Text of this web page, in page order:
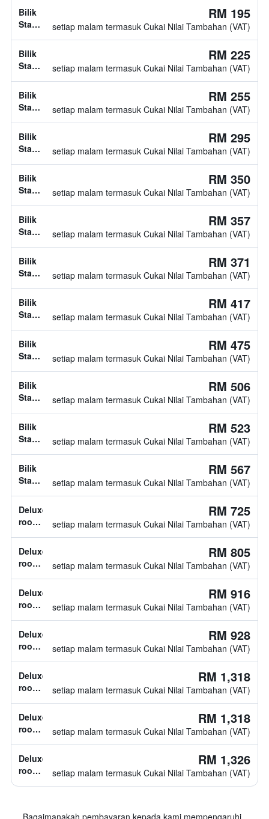
katil
tidak
diketahui
Bilik
Standard,
katil
tidak
diketahui
RM 195
setiap malam termasuk Cukai Nilai Tambahan (VAT)
Bilik
Standard,
katil
tidak
diketahui
RM 225
setiap malam termasuk Cukai Nilai Tambahan (VAT)
Bilik
Standard,
katil
tidak
diketahui
RM 255
setiap malam termasuk Cukai Nilai Tambahan (VAT)
Bilik
Standard,
katil
tidak
diketahui
RM 295
setiap malam termasuk Cukai Nilai Tambahan (VAT)
Bilik
Standard,
katil
tidak
diketahui
RM 350
setiap malam termasuk Cukai Nilai Tambahan (VAT)
Bilik
Standard,
katil
tidak
diketahui
RM 357
setiap malam termasuk Cukai Nilai Tambahan (VAT)
Bilik
Standard,
katil
tidak
diketahui
RM 371
setiap malam termasuk Cukai Nilai Tambahan (VAT)
Bilik
Standard,
katil
tidak
diketahui
RM 417
setiap malam termasuk Cukai Nilai Tambahan (VAT)
Bilik
Standard,
katil
tidak
diketahui
RM 475
setiap malam termasuk Cukai Nilai Tambahan (VAT)
Bilik
Standard,
katil
tidak
diketahui
RM 506
setiap malam termasuk Cukai Nilai Tambahan (VAT)
Bilik
Standard,
katil
tidak
diketahui
RM 523
setiap malam termasuk Cukai Nilai Tambahan (VAT)
Bilik
Standard,
katil
tidak
diketahui
RM 567
setiap malam termasuk Cukai Nilai Tambahan (VAT)
Deluxe
room,
katil
tidak
diketahui
RM 725
setiap malam termasuk Cukai Nilai Tambahan (VAT)
Deluxe
room,
katil
tidak
diketahui
RM 805
setiap malam termasuk Cukai Nilai Tambahan (VAT)
Deluxe
room,
katil
twin
RM 916
setiap malam termasuk Cukai Nilai Tambahan (VAT)
Deluxe
room,
katil
tidak
diketahui
RM 928
setiap malam termasuk Cukai Nilai Tambahan (VAT)
Deluxe
room,
katil
tidak
diketahui
RM 1,318
setiap malam termasuk Cukai Nilai Tambahan (VAT)
Deluxe
room,
katil
tidak
diketahui
RM 1,318
setiap malam termasuk Cukai Nilai Tambahan (VAT)
Deluxe
room,
RM 1,326
setiap malam termasuk Cukai Nilai Tambahan (VAT)
Bagaimanakah pembayaran kepada kami mempengaruhi